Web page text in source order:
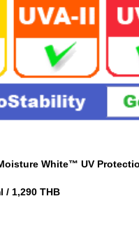
White™ UV
/ 1,290 THB